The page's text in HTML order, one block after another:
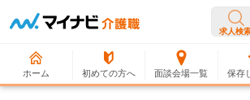
求人検
ホーム 初めての方へ 面談会場一覧 保存